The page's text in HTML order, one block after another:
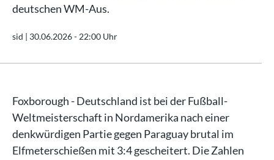
deutschen WM-Aus.
sid | 30.06.2026 - 22:00 Uhr
Foxborough - Deutschland ist bei der Fußball-
Weltmeisterschaft in Nordamerika nach einer
denkwürdigen Partie gegen Paraguay brutal im
Elfmeterschießen mit 3:4 gescheitert. Die Zahlen